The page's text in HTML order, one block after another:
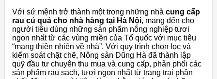
Với sứ mệnh trở thành một trong những nhà cung cấp
rau củ quả cho nhà hàng tại Hà Nội, mang đến cho
người tiêu dùng những sản phẩm nông nghiệp tươi
ngon nhất từ ​​các vùng miền của Tổ quốc với mục tiêu
“mang thiên nhiên về nhà”. Với quy trình chọn lọc và
kiểm soát chặt chẽ, Nông sản Dũng Hà đã thành lập
quỹ đầu tư chuyên thu mua và cung cấp, phân phối các
sản phẩm rau sạch, tươi ngon nhất từ ​​trang trại phân